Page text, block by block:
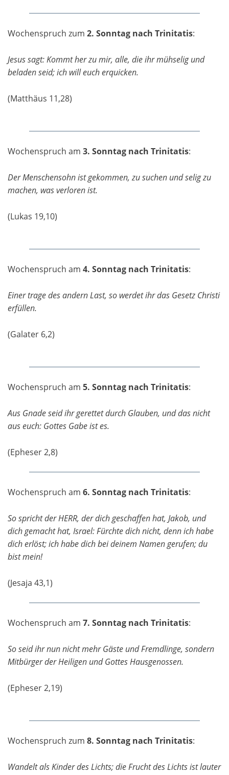
Wochenspruch zum 2. Sonntag nach Trinitatis:
Jesus sagt: Kommt her zu mir, alle, die ihr mühselig und
beladen seid; ich will euch erquicken.
(Matthäus 11,28)
Wochenspruch am 3. Sonntag nach Trinitatis:
Der Menschensohn ist gekommen, zu suchen und selig zu
machen, was verloren ist.
(Lukas 19,10)
Wochenspruch am 4. Sonntag nach Trinitatis:
Einer trage des andern Last, so werdet ihr das Gesetz Christi
erfüllen.
(Galater 6,2)
Wochenspruch am 5. Sonntag nach Trinitatis:
Aus Gnade seid ihr gerettet durch Glauben, und das nicht
aus euch: Gottes Gabe ist es.
(Epheser 2,8)
Wochenspruch am 6. Sonntag nach Trinitatis:
So spricht der HERR, der dich geschaffen hat, Jakob, und
dich gemacht hat, Israel: Fürchte dich nicht, denn ich habe
dich erlöst; ich habe dich bei deinem Namen gerufen; du
bist mein!
(Jesaja 43,1)
Wochenspruch am 7. Sonntag nach Trinitatis:
So seid ihr nun nicht mehr Gäste und Fremdlinge, sondern
Mitbürger der Heiligen und Gottes Hausgenossen.
(Epheser 2,19)
Wochenspruch zum 8. Sonntag nach Trinitatis:
Wandelt als Kinder des Lichts; die Frucht des Lichts ist lauter